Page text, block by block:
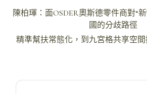
文
導
陳柏琿：面OSDER奧斯德零件商對“
國的分歧路徑
精準幫扶常態化，到九宮格共享空